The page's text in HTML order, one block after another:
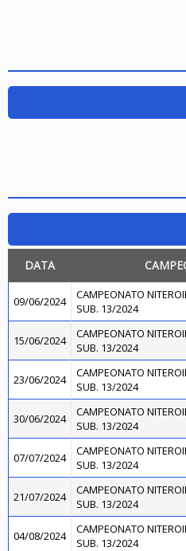
DATA
09/06/2024
CAMPEONATO
SUB. 13/2024
15/06/2024
CAMPEONATO
SUB. 13/2024
23/06/2024
CAMPEONATO
SUB. 13/2024
30/06/2024
CAMPEONATO
SUB. 13/2024
07/07/2024
CAMPEONATO
SUB. 13/2024
21/07/2024
CAMPEONATO
SUB. 13/2024
04/08/2024
CAMPEONATO
SUB. 13/2024